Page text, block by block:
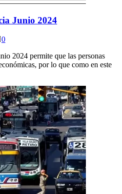
Junio 2024
0
2024 permite que las personas
por lo que como en este